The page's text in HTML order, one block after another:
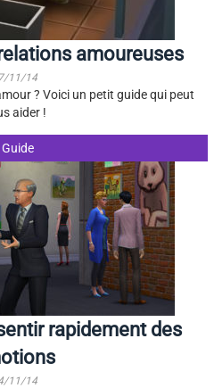
amoureuses
11/14
? Voici un petit guide qui peut
aider !
Guide
rapidement des
11/14